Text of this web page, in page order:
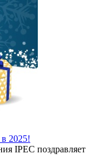
2025!
IPEC поздравляет